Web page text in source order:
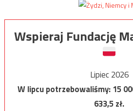
Wspieraj Fundację
Lipiec 2026
W lipcu potrzebowaliśmy:15
633,5zł.